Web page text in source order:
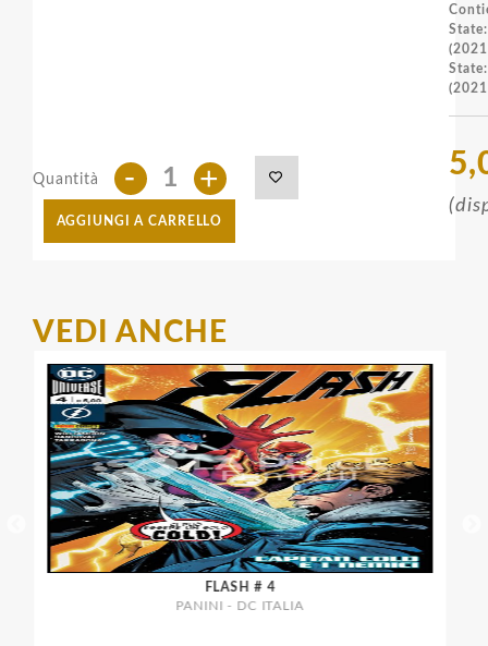
Quantità - +
AGGIUNGI A CARRELLO
VEDI ANCHE
FLASH # 4
PANINI - DC ITALIA